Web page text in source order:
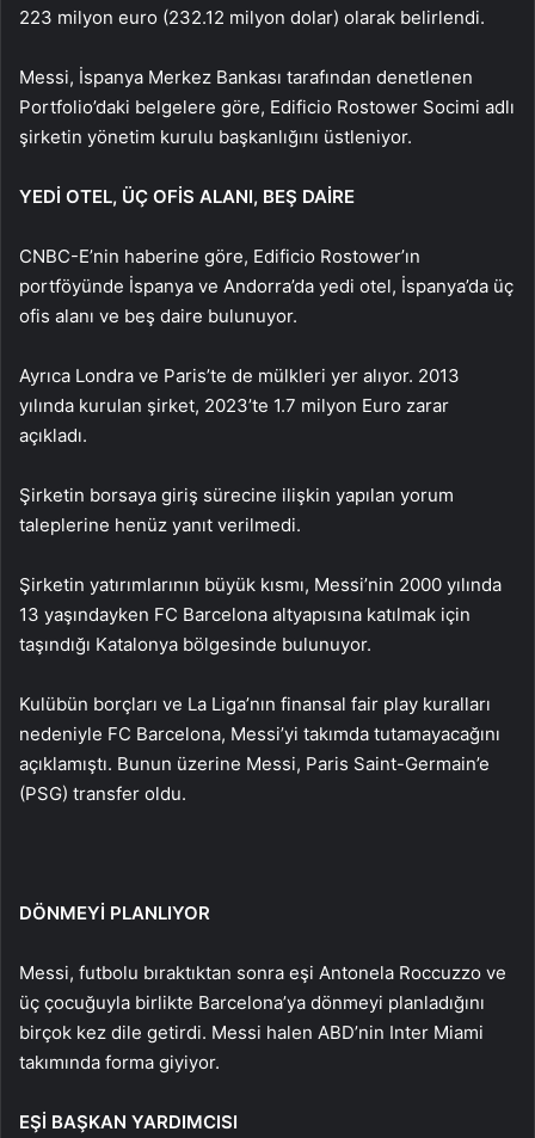
223 milyon euro (232.12 milyon dolar) olarak belirlendi.
Messi, İspanya Merkez Bankası tarafından denetlenen
Portfolio’daki belgelere göre, Edificio Rostower Socimi adlı
şirketin yönetim kurulu başkanlığını üstleniyor.
YEDİ OTEL, ÜÇ OFİS ALANI, BEŞ DAİRE
CNBC-E’nin haberine göre, Edificio Rostower’ın
portföyünde İspanya ve Andorra’da yedi otel, İspanya’da üç
ofis alanı ve beş daire bulunuyor.
Ayrıca Londra ve Paris’te de mülkleri yer alıyor. 2013
yılında kurulan şirket, 2023’te 1.7 milyon Euro zarar
açıkladı.
Şirketin borsaya giriş sürecine ilişkin yapılan yorum
taleplerine henüz yanıt verilmedi.
Şirketin yatırımlarının büyük kısmı, Messi’nin 2000 yılında
13 yaşındayken FC Barcelona altyapısına katılmak için
taşındığı Katalonya bölgesinde bulunuyor.
Kulübün borçları ve La Liga’nın finansal fair play kuralları
nedeniyle FC Barcelona, Messi’yi takımda tutamayacağını
açıklamıştı. Bunun üzerine Messi, Paris Saint-Germain’e
(PSG) transfer oldu.
DÖNMEYİ PLANLIYOR
Messi, futbolu bıraktıktan sonra eşi Antonela Roccuzzo ve
üç çocuğuyla birlikte Barcelona’ya dönmeyi planladığını
birçok kez dile getirdi. Messi halen ABD’nin Inter Miami
takımında forma giyiyor.
EŞİ BAŞKAN YARDIMCISI